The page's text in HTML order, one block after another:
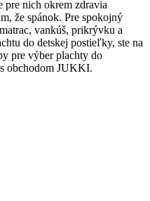
pre nich okrem zdravia
že spánok. Pre spokojný
vankúš, prikrývku a
do detskej postieľky, ste na
pre výber plachty do
s obchodom JUKKI.